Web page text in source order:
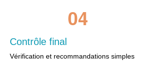
04
Contrôle final
Vérification et recommandations simples